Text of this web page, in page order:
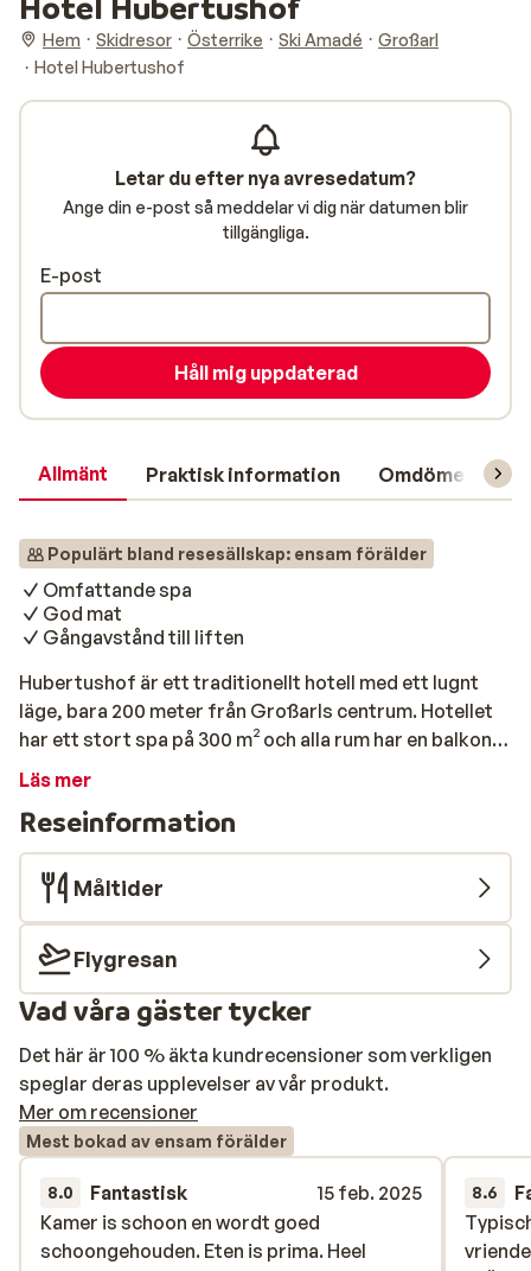
Hem Skidresor Österrike Ski Amadé
Großarl
Hotel Hubertushof
Allmänt Praktisk information Omdömen
Populärt bland resesällskap: ensam förälder
Omfattande spa
God mat
Gångavstånd till liften
Hubertushof är ett traditionellt hotell med ett lugnt
läge, bara 200 meter från Großarls centrum. Hotellet
har ett stort spa på 300 m² och alla rum har en balkong.
Skidliften ligger 300 meter från Hotel Hubertushof,
hotellet tar dig direkt dit på några minuter. Spaet har
flera bastur, en bubbelpool, ett solarium och ett
modernt gym. Mot en avgift kan du också njuta av olika
avkopplande massageformer. Den stämningsfulla
restaurangen serverar traditionella österrikiska
specialiteter och internationella rätter varje kväll.
Läs mer
Reseinformation
Måltider
Flygresan
Vad våra gäster tycker
Det här är 100 % äkta kundrecensioner som verkligen
speglar deras upplevelser av vår produkt.
Mer om recensioner
Mest bokad av ensam förälder
8.0 Fantastisk
15 feb. 2025
Kamer is schoon en wordt goed
schoongehouden. Eten is prima. Heel
Kamer is schoon en wordt goed
schoongehouden. Eten is prima. Heel
8.6
Letar du efter nya avresedatum?
Ange din e-post så meddelar vi dig när datumen blir
tillgängliga.
E-post
Håll mig uppdaterad